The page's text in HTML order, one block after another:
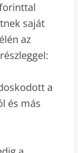
saját
az
a
és más